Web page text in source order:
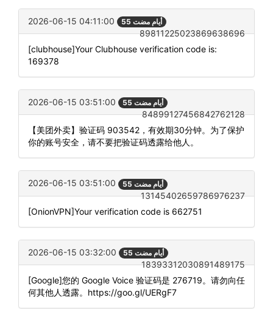
2026-06-15 04:11:00 55 أيام مضت
89811225023869638696
[clubhouse]Your Clubhouse verification code is:
169378
2026-06-15 03:51:00 55 أيام مضت
84899127456842762128
【美团外卖】验证码 903542，有效期30分钟。为了保护
你的账号安全，请不要把验证码透露给他人。
2026-06-15 03:51:00 55 أيام مضت
13145402659786976237
[OnionVPN]Your verification code is 662751
2026-06-15 03:32:00 55 أيام مضت
18393312030891489175
[Google]您的 Google Voice 验证码是 276719。请勿向任
何其他人透露。https://goo.gl/UERgF7